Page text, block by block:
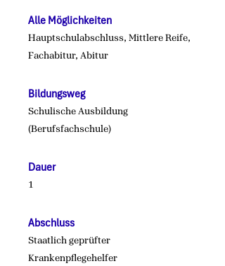
Alle Möglichkeiten
Hauptschulabschluss, Mittlere Reife,
Fachabitur, Abitur
Bildungsweg
Schulische Ausbildung
(Berufsfachschule)
Dauer
1
Abschluss
Staatlich geprüfter
Krankenpflegehelfer